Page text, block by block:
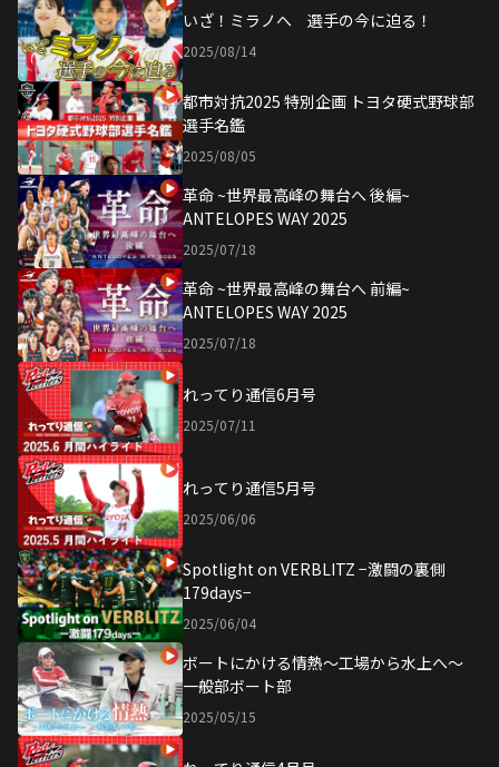
いざ！ミラノへ 選手の今に迫る！
2025/08/14
都市対抗2025 特別企画 トヨタ硬式野球部
選手名鑑
2025/08/05
革命 ~世界最高峰の舞台へ 後編~
ANTELOPES WAY 2025
2025/07/18
革命 ~世界最高峰の舞台へ 前編~
ANTELOPES WAY 2025
2025/07/18
れってり通信6月号
2025/07/11
れってり通信5月号
2025/06/06
Spotlight on VERBLITZ −激闘の裏側
179days−
2025/06/04
ボートにかける情熱〜工場から水上へ〜
一般部ボート部
2025/05/15